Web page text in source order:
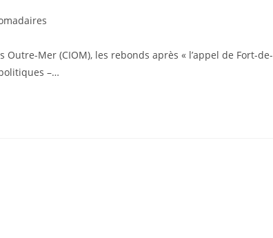
Mer (CIOM), les rebonds après « l’appel de Fort-de-
–…